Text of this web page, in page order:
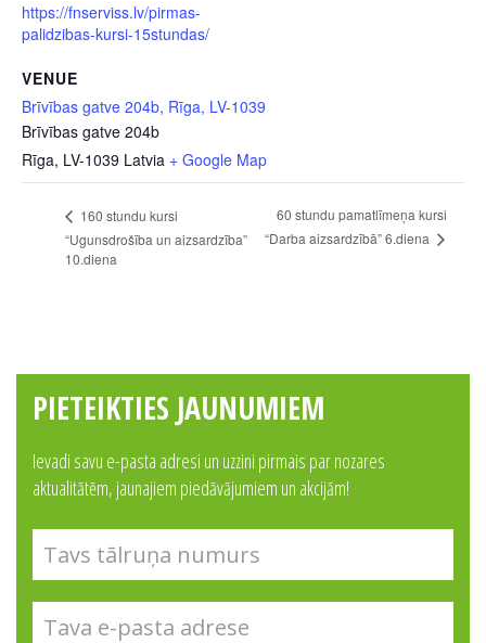
https://fnserviss.lv/pirmas-
palidzibas-kursi-15stundas/
VENUE
Brīvības gatve 204b, Rīga, LV-1039
Brīvības gatve 204b
Rīga, LV-1039 Latvia + Google Map
160 stundu kursi
“Ugunsdrošība un aizsardzība”
10.diena
60 stundu pamatlīmeņa kursi
“Darba aizsardzībā” 6.diena
PIETEIKTIES JAUNUMIEM
Ievadi savu e-pasta adresi un uzzini pirmais par nozares
aktualitātēm, jaunajiem piedāvājumiem un akcijām!